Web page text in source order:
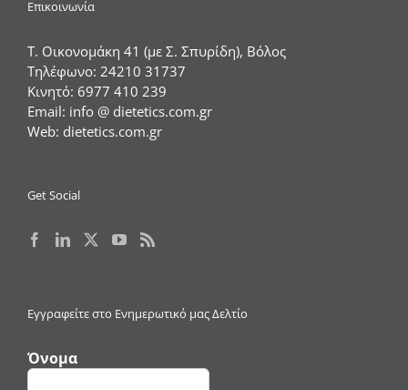
Επικοινωνία
Τ. Οικονομάκη 41 (με Σ. Σπυρίδη), Βόλος
Τηλέφωνο: 24210 31737
Κινητό: 6977 410 239
Email: info @ dietetics.com.gr
Web: dietetics.com.gr
Get Social
Εγγραφείτε στο Ενημερωτικό μας Δελτίο
Όνομα